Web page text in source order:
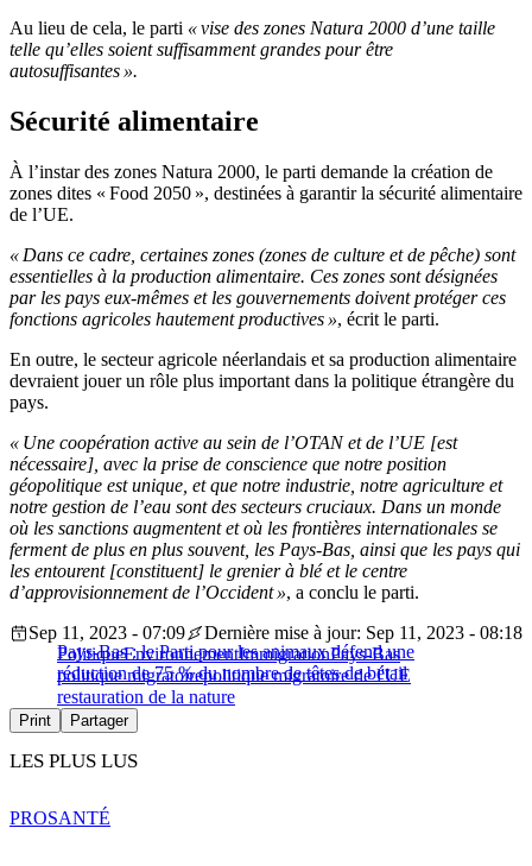
Au lieu de cela, le parti « vise des zones Natura 2000 d’une taille
telle qu’elles soient suffisamment grandes pour être
autosuffisantes ».
Sécurité alimentaire
À l’instar des zones Natura 2000, le parti demande la création de
zones dites « Food 2050 », destinées à garantir la sécurité alimentaire
de l’UE.
« Dans ce cadre, certaines zones (zones de culture et de pêche) sont
essentielles à la production alimentaire. Ces zones sont désignées
par les pays eux-mêmes et les gouvernements doivent protéger ces
fonctions agricoles hautement productives », écrit le parti.
En outre, le secteur agricole néerlandais et sa production alimentaire
devraient jouer un rôle plus important dans la politique étrangère du
pays.
« Une coopération active au sein de l’OTAN et de l’UE [est
nécessaire], avec la prise de conscience que notre position
géopolitique est unique, et que notre industrie, notre agriculture et
notre gestion de l’eau sont des secteurs cruciaux. Dans un monde
où les sanctions augmentent et où les frontières internationales se
ferment de plus en plus souvent, les Pays-Bas, ainsi que les pays qui
les entourent [constituent] le grenier à blé et le centre
d’approvisionnement de l’Occident », a conclu le parti.
Pays-Bas : le Parti pour les animaux défend une
réduction de 75 % du nombre de têtes de bétail
Sep 11, 2023 - 07:09
Dernière mise à jour: Sep 11, 2023 - 08:18
PolitiqueEnvironnementImmigrationPays-Bas
politique migratoirepolitique migratoire de l'UE
restauration de la nature
Print Partager
LES PLUS LUS
PROSANTÉ